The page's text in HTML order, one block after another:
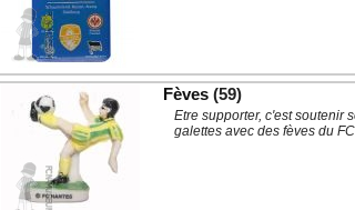
Fèves (59)
Etre supporter, c'est soutenir
galettes avec des fèves du